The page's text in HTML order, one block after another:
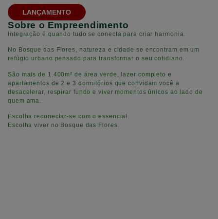
LANÇAMENTO
Sobre o Empreendimento
Integração é quando tudo se conecta para criar harmonia.
No Bosque das Flores, natureza e cidade se encontram em um
refúgio urbano pensado para transformar o seu cotidiano.
São mais de 1.400m² de área verde, lazer completo e
apartamentos de 2 e 3 dormitórios que convidam você a
desacelerar, respirar fundo e viver momentos únicos ao lado de
quem ama.
Escolha reconectar-se com o essencial.
Escolha viver no Bosque das Flores.